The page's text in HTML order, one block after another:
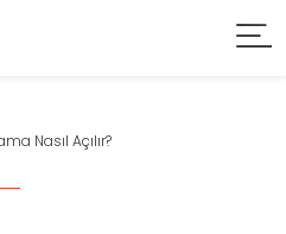
Nasıl Açılır?